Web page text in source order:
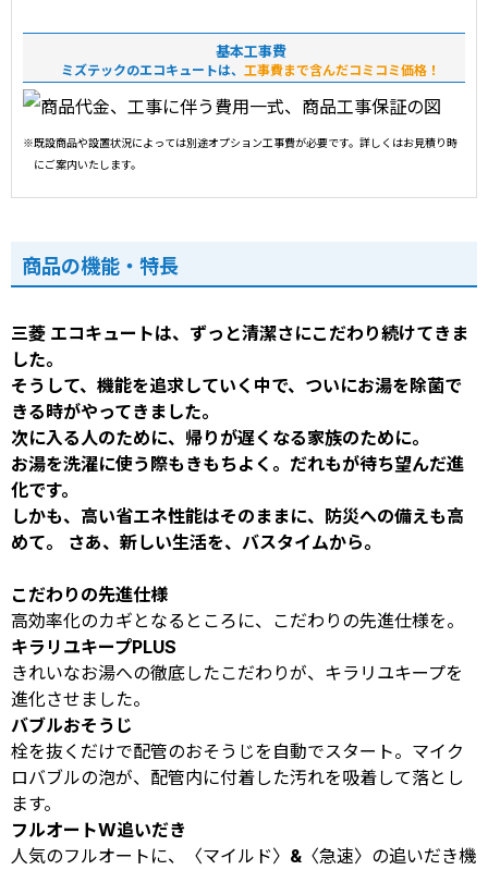
基本工事費
ミズテックのエコキュートは、 工事費まで含んだコミコミ価格！
※既設商品や設置状況によっては別途オプション工事費が必要です。詳しくはお見積り時
にご案内いたします。
商品の機能・特長
三菱 エコキュートは、ずっと清潔さにこだわり続けてきま
した。
そうして、機能を追求していく中で、ついにお湯を除菌で
きる時がやってきました。
次に入る人のために、帰りが遅くなる家族のために。
お湯を洗濯に使う際もきもちよく。だれもが待ち望んだ進
化です。
しかも、高い省エネ性能はそのままに、防災への備えも高
めて。 さあ、新しい生活を、バスタイムから。
こだわりの先進仕様
高効率化のカギとなるところに、こだわりの先進仕様を。
キラリユキープPLUS
きれいなお湯への徹底したこだわりが、キラリユキープを
進化させました。
バブルおそうじ
栓を抜くだけで配管のおそうじを自動でスタート。マイク
ロバブルの泡が、配管内に付着した汚れを吸着して落とし
ます。
フルオートW追いだき
人気のフルオートに、〈マイルド〉&〈急速〉の追いだき機